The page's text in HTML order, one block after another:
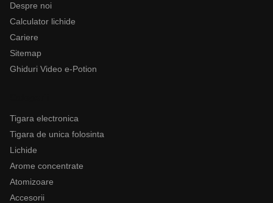
Despre noi
Calculator lichide
Cariere
Sitemap
Ghiduri Video e-Potion
Tigara electronica
Tigara de unica folosinta
Lichide
Arome concentrate
Atomizoare
Accesorii